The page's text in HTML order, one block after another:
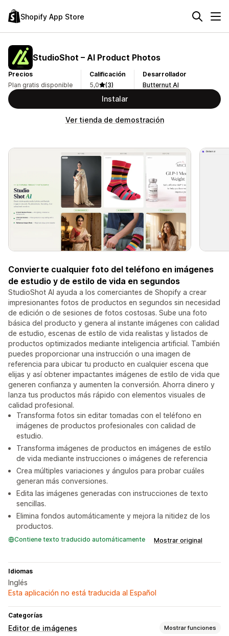
Shopify App Store
StudioShot – AI Product Photos
Precios
Plan gratis disponible
Calificación
5,0
(3)
Desarrollador
Butternut AI
Instalar
Ver tienda de demostración
Convierte cualquier foto del teléfono en imágenes
de estudio y de estilo de vida en segundos
StudioShot AI ayuda a los comerciantes de Shopify a crear
impresionantes fotos de productos en segundos sin necesidad
de edición o de sesiones de fotos costosas. Sube una foto
básica del producto y genera al instante imágenes con calidad
de estudio, escenas de estilo de vida realistas y listados de
productos optimizados mediante inteligencia artificial. También
puedes proporcionar una instrucción o una imagen de
referencia para ubicar tu producto en cualquier escena que
elijas y así obtener impactantes imágenes de estilo de vida que
generen confianza y aumenten la conversión. Ahorra dinero y
lanza tus productos más rápido con elementos visuales de
calidad profesional.
Transforma fotos sin editar tomadas con el teléfono en
imágenes de productos profesionales con calidad de
estudio.
Transforma imágenes de productos en imágenes de estilo
de vida mediante instrucciones o imágenes de referencia
Crea múltiples variaciones y ángulos para probar cuáles
generan más conversiones.
Edita las imágenes generadas con instrucciones de texto
sencillas.
Elimina fondos automáticamente y mejora la nitidez de los
productos.
Contiene texto traducido automáticamente Mostrar original
Idiomas
Inglés
Esta aplicación no está traducida al Español
Categorías
Editor de imágenes Mostrar funciones